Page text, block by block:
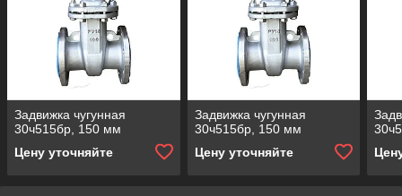
Задвижка чугунная
30ч515бр, 150 мм
Цену уточняйте
Задвижка чугунная
30ч515бр, 150 мм
Цену уточняйте